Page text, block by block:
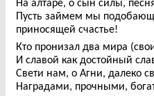
Пусть займем мы
приносящей счастье!
Кто пронизал два мира
И славой как достойный
Свети нам, о Агни, далеко
Наградами, прочными,